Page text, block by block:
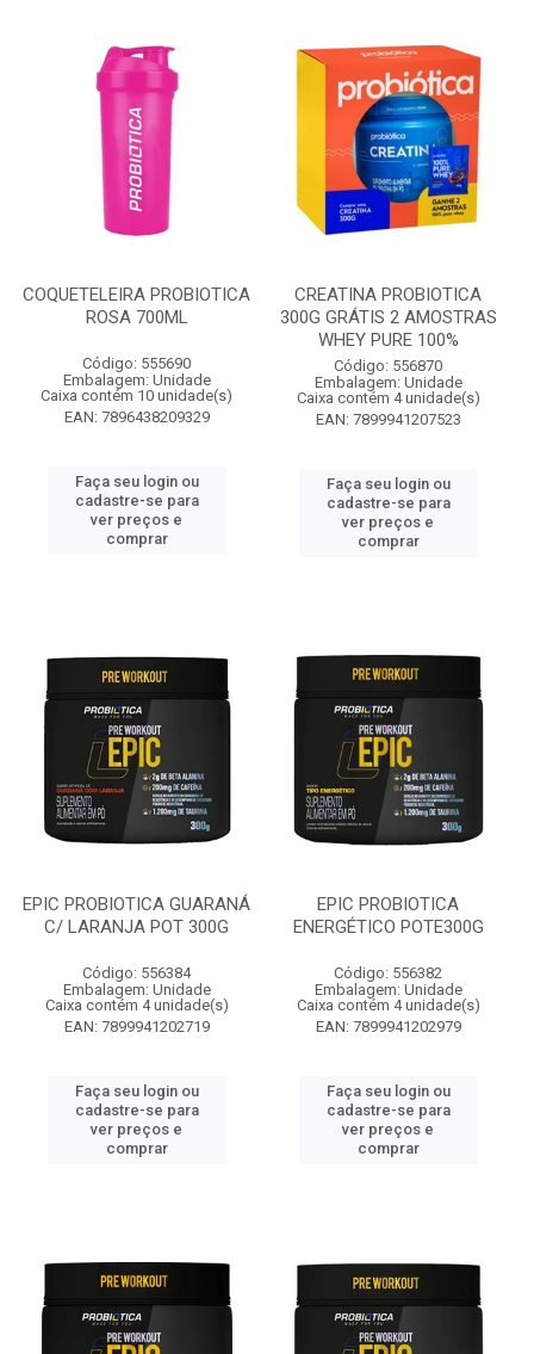
COQUETELEIRA PROBIOTICA
ROSA 700ML
Código: 555690
Embalagem: Unidade
Caixa contém 10 unidade(s)
EAN: 7896438209329
Faça seu login ou
cadastre-se para
ver preços e
comprar
CREATINA PROBIOTICA
300G GRÁTIS 2 AMOSTRAS
WHEY PURE 100%
Código: 556870
Embalagem: Unidade
Caixa contém 4 unidade(s)
EAN: 7899941207523
Faça seu login ou
cadastre-se para
ver preços e
comprar
EPIC PROBIOTICA GUARANÁ
C/ LARANJA POT 300G
Código: 556384
Embalagem: Unidade
Caixa contém 4 unidade(s)
EAN: 7899941202719
Faça seu login ou
cadastre-se para
ver preços e
comprar
EPIC PROBIOTICA
ENERGÉTICO POTE300G
Código: 556382
Embalagem: Unidade
Caixa contém 4 unidade(s)
EAN: 7899941202979
Faça seu login ou
cadastre-se para
ver preços e
comprar